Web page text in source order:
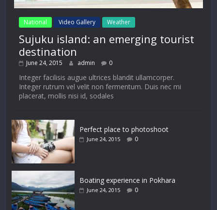
National Video Gallery Weather
Sujuku island: an emerging tourist
destination
June 24, 2015 admin 0
Integer facilisis augue ultrices blandit ullamcorper.
Integer rutrum vel velit non fermentum. Duis nec mi
placerat, mollis nisi id, sodales
Perfect place to photoshoot
June 24, 2015 0
Boating experience in Pokhara
June 24, 2015 0